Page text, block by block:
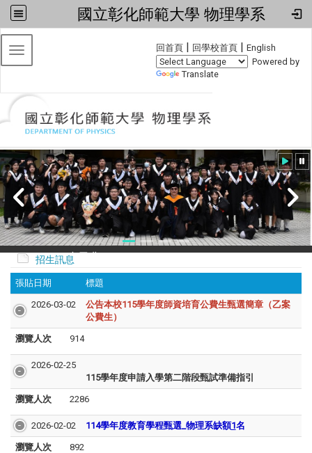
國立彰化師範大學 物理學系
回首頁 | 回學校首頁 | English
Powered by
Translate
Toggle navigation
20240608小畢典
招生訊息
張貼日期 標題
2026-03-02
公告本校115學年度師資培育公費生甄選簡章（乙案
公費生）
瀏覽人次 914
2026-02-25
115學年度申請入學第二階段甄試準備指引
瀏覽人次 2286
2026-02-02 114學年度教育學程甄選_物理系缺額1名
瀏覽人次 892